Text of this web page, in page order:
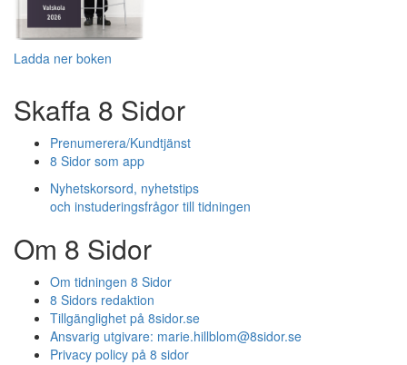
Ladda ner boken
Skaffa 8 Sidor
Prenumerera/Kundtjänst
8 Sidor som app
Nyhetskorsord, nyhetstips
och instuderingsfrågor till tidningen
Om 8 Sidor
Om tidningen 8 Sidor
8 Sidors redaktion
Tillgänglighet på 8sidor.se
Ansvarig utgivare: marie.hillblom@8sidor.se
Privacy policy på 8 sidor